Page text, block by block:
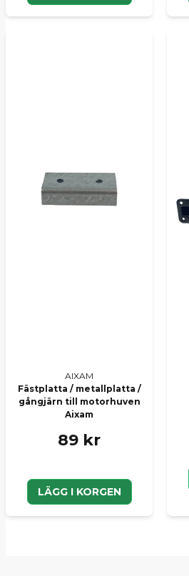
AIXAM
Fästplatta / metallplatta /
gångjärn till motorhuven
Aixam
89 kr
LÄGG I KORGEN